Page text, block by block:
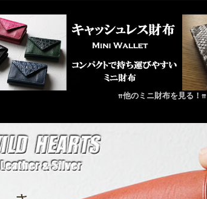
⇈他のミニ財布を見る！⇈